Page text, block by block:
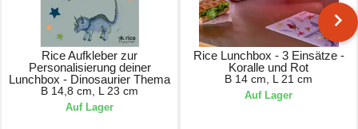
Rice Aufkleber zur
Personalisierung deiner
Lunchbox - Dinosaurier Thema
B 14,8 cm, L 23 cm
Auf Lager
Rice Lunchbox - 3 Einsätze -
Koralle und Rot
B 14 cm, L 21 cm
Auf Lager